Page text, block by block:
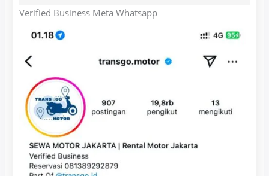
Verified Business Meta Whatsapp